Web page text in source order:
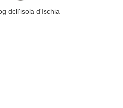
dell'isola d'Ischia